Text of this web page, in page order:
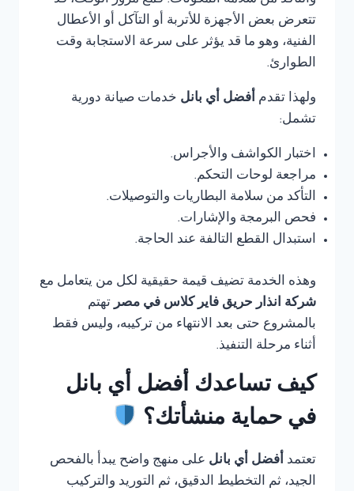
تتعرض بعض الأجهزة للأتربة أو التآكل أو الأعطال
الفنية، وهو ما قد يؤثر على سرعة الاستجابة وقت
الطوارئ.
ولهذا تقدم أفضل أي بانل خدمات صيانة دورية
تشمل:
اختبار الكواشف والأجراس.
مراجعة لوحات التحكم.
التأكد من سلامة البطاريات والتوصيلات.
فحص البرمجة والإشارات.
استبدال القطع التالفة عند الحاجة.
وهذه الخدمة تضيف قيمة حقيقية لكل من يتعامل مع
شركة انذار حريق فاير كلاس في مصر تهتم
بالمشروع حتى بعد الانتهاء من تركيبه، وليس فقط
أثناء مرحلة التنفيذ.
كيف تساعدك أفضل أي بانل
في حماية منشأتك؟
تعتمد أفضل أي بانل على منهج واضح يبدأ بالفحص
الجيد، ثم التخطيط الدقيق، ثم التوريد والتركيب